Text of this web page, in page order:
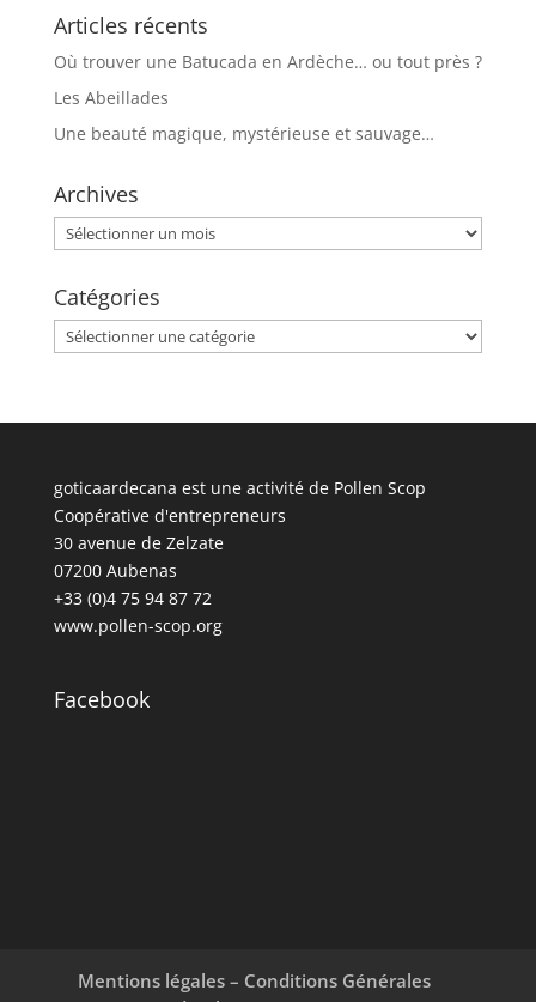
Articles récents
Où trouver une Batucada en Ardèche… ou tout près ?
Les Abeillades
Une beauté magique, mystérieuse et sauvage…
Archives
Archives
Catégories
Catégories
goticaardecana est une activité de Pollen Scop
Coopérative d'entrepreneurs
30 avenue de Zelzate
07200 Aubenas
+33 (0)4 75 94 87 72
www.pollen-scop.org
Facebook
Mentions légales – Conditions Générales